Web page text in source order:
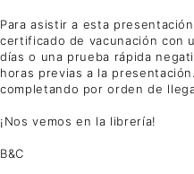
Para asistir a esta
certificado de vacunación con
días o una prueba rápida
horas previas a la
completando por orden de
¡Nos vemos en la librería!
B&C